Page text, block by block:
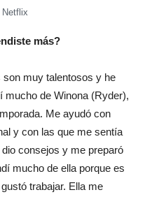
más?
muy talentosos y he
mucho de Winona (Ryder),
Me ayudó con
y con las que me sentía
consejos y me preparó
mucho de ella porque es
trabajar. Ella me